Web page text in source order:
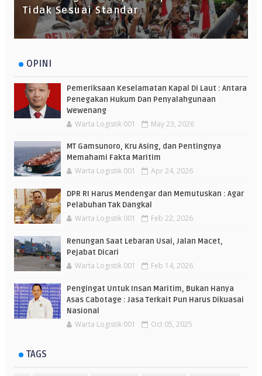
Tidak Sesuai Standar
OPINI
Pemeriksaan Keselamatan Kapal Di Laut : Antara
Penegakan Hukum Dan Penyalahgunaan
Wewenang
Warta Logistik 001 May 23, 2026
MT Gamsunoro, Kru Asing, dan Pentingnya
Memahami Fakta Maritim
Warta Logistik 001 Apr 24, 2026
DPR RI Harus Mendengar dan Memutuskan : Agar
Pelabuhan Tak Dangkal
Warta Logistik 001 Feb 22, 2026
Renungan Saat Lebaran Usai, Jalan Macet,
Pejabat Dicari
Warta Logistik 001 Feb 14, 2026
Pengingat Untuk Insan Maritim, Bukan Hanya
Asas Cabotage : Jasa Terkait Pun Harus Dikuasai
Nasional
Warta Logistik 001 Oct 05, 2025
TAGS